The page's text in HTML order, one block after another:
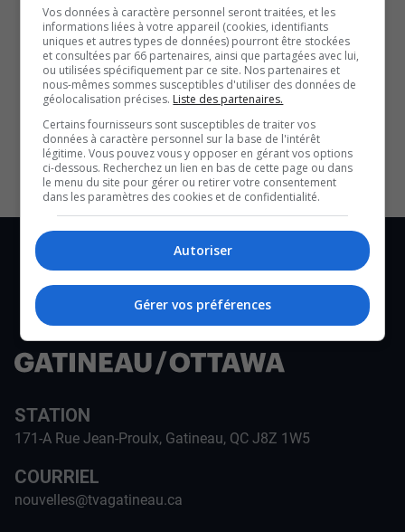
deuxième étage, la décoration a change. La raison pour
laquelle les murs ont été rafraîchis, c’est pour souligner
le 30ème anniversaire de la salle.
SOUTENIR NOS MÉDIAS, C’EST PROTÉGER NOTRE
STATION
171-A Rue Jean-Proulx, Gatineau, QC J8Z 1W5
COURRIEL
nouvelles@tvagatineau.ca
Vos données à caractère personnel seront traitées, et les
informations liées à votre appareil (cookies, identifiants
uniques et autres types de données) pourront être stockées
et consultées par 66 partenaires, ainsi que partagées avec lui,
ou utilisées spécifiquement par ce site. Nos partenaires et
nous-mêmes sommes susceptibles d'utiliser des données de
géolocalisation précises. Liste des partenaires.
Certains fournisseurs sont susceptibles de traiter vos
données à caractère personnel sur la base de l'intérêt
légitime. Vous pouvez vous y opposer en gérant vos options
ci-dessous. Recherchez un lien en bas de cette page ou dans
le menu du site pour gérer ou retirer votre consentement
dans les paramètres des cookies et de confidentialité.
Autoriser
Gérer vos préférences